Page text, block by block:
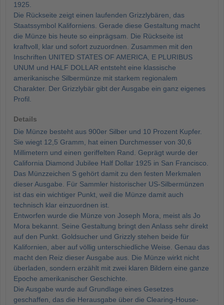
1925.
Die Rückseite zeigt einen laufenden Grizzlybären, das
Staatssymbol Kaliforniens. Gerade diese Gestaltung macht
die Münze bis heute so einprägsam. Die Rückseite ist
kraftvoll, klar und sofort zuzuordnen. Zusammen mit den
Inschriften UNITED STATES OF AMERICA, E PLURIBUS
UNUM und HALF DOLLAR entsteht eine klassische
amerikanische Silbermünze mit starkem regionalem
Charakter. Der Grizzlybär gibt der Ausgabe ein ganz eigenes
Profil.
Details
Die Münze besteht aus 900er Silber und 10 Prozent Kupfer.
Sie wiegt 12,5 Gramm, hat einen Durchmesser von 30,6
Millimetern und einen geriffelten Rand. Geprägt wurde der
California Diamond Jubilee Half Dollar 1925 in San Francisco.
Das Münzzeichen S gehört damit zu den festen Merkmalen
dieser Ausgabe. Für Sammler historischer US-Silbermünzen
ist das ein wichtiger Punkt, weil die Münze damit auch
technisch klar einzuordnen ist.
Entworfen wurde die Münze von Joseph Mora, meist als Jo
Mora bekannt. Seine Gestaltung bringt den Anlass sehr direkt
auf den Punkt. Goldsucher und Grizzly stehen beide für
Kalifornien, aber auf völlig unterschiedliche Weise. Genau das
macht den Reiz dieser Ausgabe aus. Die Münze wirkt nicht
überladen, sondern erzählt mit zwei klaren Bildern eine ganze
Epoche amerikanischer Geschichte.
Die Ausgabe wurde auf Grundlage eines Gesetzes
geschaffen, das die Herausgabe über die Clearing-House-